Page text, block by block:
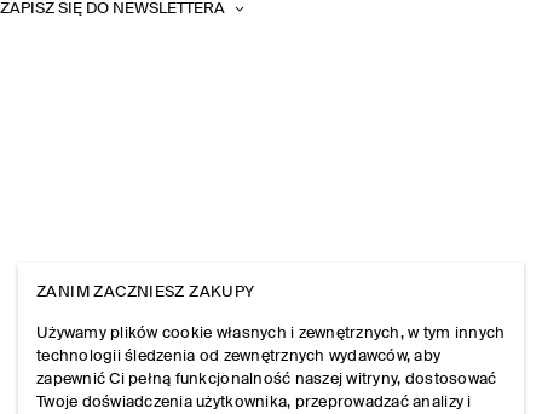
ZAPISZ SIĘ DO NEWSLETTERA
ZANIM ZACZNIESZ ZAKUPY
Używamy plików cookie własnych i zewnętrznych, w tym innych
technologii śledzenia od zewnętrznych wydawców, aby
zapewnić Ci pełną funkcjonalność naszej witryny, dostosować
Twoje doświadczenia użytkownika, przeprowadzać analizy i